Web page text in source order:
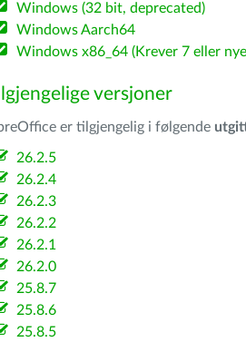
Windows (32 bit, deprecated)
Windows Aarch64
Windows x86_64 (Krever 7 eller
versjoner
er tilgjengelig i følgende
26.2.5
26.2.4
26.2.3
26.2.2
26.2.1
26.2.0
25.8.7
25.8.6
25.8.5